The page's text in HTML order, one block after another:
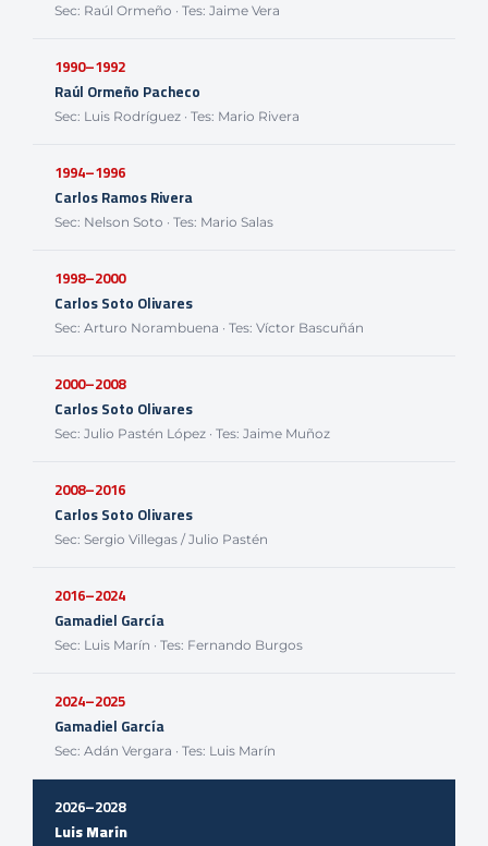
Sec: Raúl Ormeño · Tes: Jaime Vera
1990–1992
Raúl Ormeño Pacheco
Sec: Luis Rodríguez · Tes: Mario Rivera
1994–1996
Carlos Ramos Rivera
Sec: Nelson Soto · Tes: Mario Salas
1998–2000
Carlos Soto Olivares
Sec: Arturo Norambuena · Tes: Víctor Bascuñán
2000–2008
Carlos Soto Olivares
Sec: Julio Pastén López · Tes: Jaime Muñoz
2008–2016
Carlos Soto Olivares
Sec: Sergio Villegas / Julio Pastén
2016–2024
Gamadiel García
Sec: Luis Marín · Tes: Fernando Burgos
2024–2025
Gamadiel García
Sec: Adán Vergara · Tes: Luis Marín
2026–2028
Luis Marín